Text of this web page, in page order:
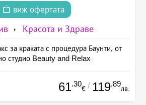
виж офертата
Красота и Здраве
за краката с процедура Баунти, от
студио Beauty and Relax
61.30
€ / 119.89
лв.